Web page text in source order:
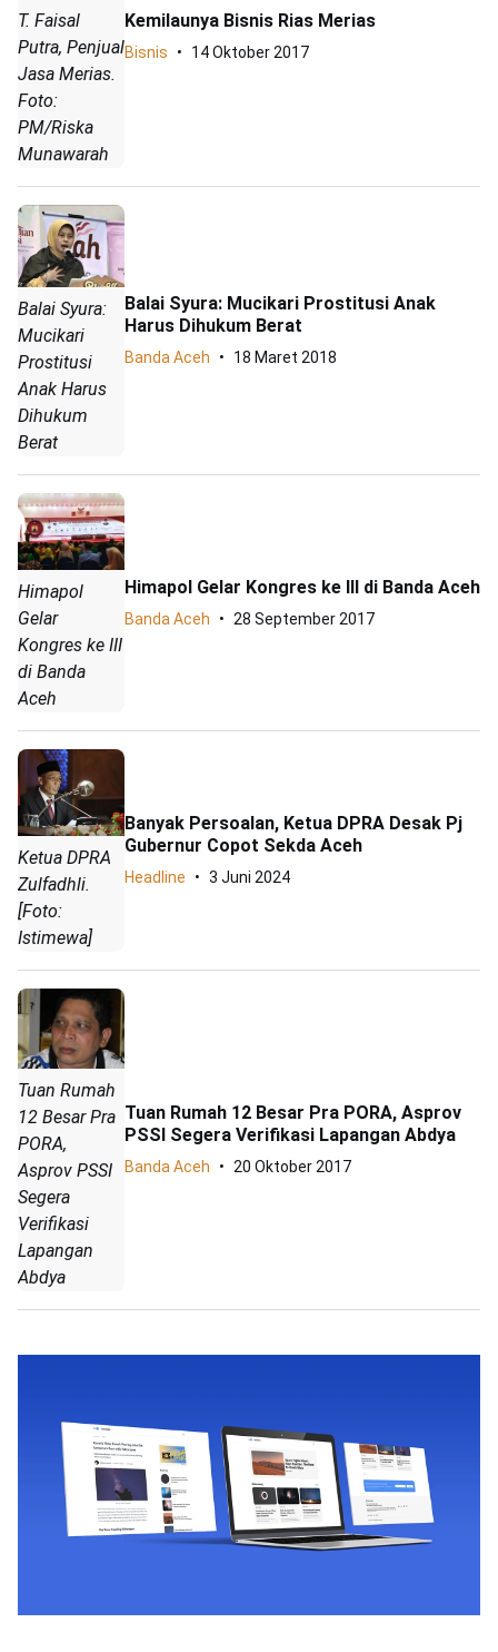
T. Faisal
Putra, Penjual
Jasa Merias.
Foto:
PM/Riska
Munawarah
Kemilaunya Bisnis Rias Merias
Bisnis 14 Oktober 2017
Balai Syura:
Mucikari
Prostitusi
Anak Harus
Dihukum
Berat
Balai Syura: Mucikari Prostitusi Anak
Harus Dihukum Berat
Banda Aceh 18 Maret 2018
Himapol
Gelar
Kongres ke III
di Banda
Aceh
Himapol Gelar Kongres ke III di Banda Aceh
Banda Aceh 28 September 2017
Ketua DPRA
Zulfadhli.
[Foto:
Istimewa]
Banyak Persoalan, Ketua DPRA Desak Pj
Gubernur Copot Sekda Aceh
Headline 3 Juni 2024
Tuan Rumah
12 Besar Pra
PORA,
Asprov PSSI
Segera
Verifikasi
Lapangan
Abdya
Tuan Rumah 12 Besar Pra PORA, Asprov
PSSI Segera Verifikasi Lapangan Abdya
Banda Aceh 20 Oktober 2017